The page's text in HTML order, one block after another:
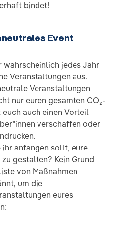
bindet!
Event
wahrscheinlich jedes Jahr
Veranstaltungen aus.
Veranstaltungen
nur euren gesamten CO₂-
auch einen Vorteil
verschaffen oder
anfangen sollt, eure
gestalten? Kein Grund
von Maßnahmen
um die
eures